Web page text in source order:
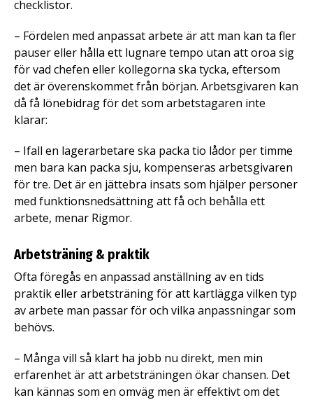
checklistor.
– Fördelen med anpassat arbete är att man kan ta fler
pauser eller hålla ett lugnare tempo utan att oroa sig
för vad chefen eller kollegorna ska tycka, eftersom
det är överenskommet från början. Arbetsgivaren kan
då få lönebidrag för det som arbetstagaren inte
klarar:
– Ifall en lagerarbetare ska packa tio lådor per timme
men bara kan packa sju, kompenseras arbetsgivaren
för tre. Det är en jättebra insats som hjälper personer
med funktionsnedsättning att få och behålla ett
arbete, menar Rigmor.
Arbetsträning & praktik
Ofta föregås en anpassad anställning av en tids
praktik eller arbetsträning för att kartlägga vilken typ
av arbete man passar för och vilka anpassningar som
behövs.
– Många vill så klart ha jobb nu direkt, men min
erfarenhet är att arbetsträningen ökar chansen. Det
kan kännas som en omväg men är effektivt om det